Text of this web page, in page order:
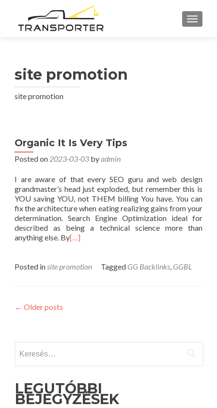
site promotion
site promotion
Organic It Is Very Tips
Posted on 2023-03-03 byadmin
I are aware of that every SEO guru and web design
grandmaster’s head just exploded, but remember this is
YOU saving YOU, not THEM billing You have. You can
fix the architecture when eating realizing gains from your
determination. Search Engine Optimization ideal for
described as being a technical science more than
anything else. By[…]
Posted insite promotion Tagged GG Backlinks, GGBL
Posts
← Older posts
LEGUTÓBBI
BEJEGYZÉSEK